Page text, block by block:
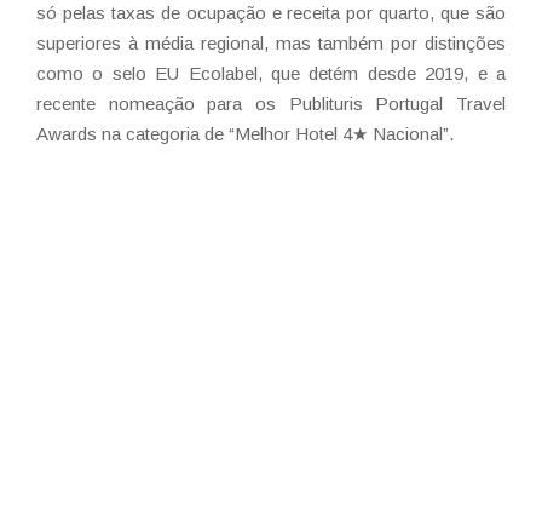
só pelas taxas de ocupação e receita por quarto, que são
superiores à média regional, mas também por distinções
como o selo EU Ecolabel, que detém desde 2019, e a
recente nomeação para os Publituris Portugal Travel
Awards na categoria de “Melhor Hotel 4★ Nacional”.